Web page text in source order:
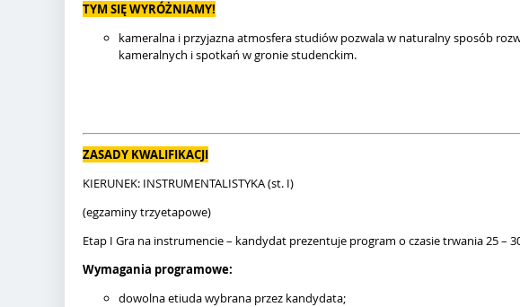
TYM SIĘ WYRÓŻNIAMY!
kameralna i przyjazna atmosfera studiów pozwala w naturalny sposób
kameralnych i spotkań w gronie studenckim.
ZASADY KWALIFIKACJI
KIERUNEK: INSTRUMENTALISTYKA (st. I)
(egzaminy trzyetapowe)
Etap I Gra na instrumencie – kandydat prezentuje program o czasie trwania 25 –
Wymagania programowe:
dowolna etiuda wybrana przez kandydata;